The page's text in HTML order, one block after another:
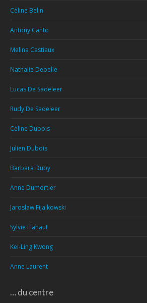
Céline Belin
Antony Canto
Melina Castiaux
Nathalie Debelle
Lucas De Sadeleer
Rudy De Sadeleer
Céline Dubois
Julien Dubois
Barbara Duby
Anne Dumortier
Jaroslaw Fijalkowski
Sylvie Flahaut
Kei-Ling Kwong
Anne Laurent
… du centre